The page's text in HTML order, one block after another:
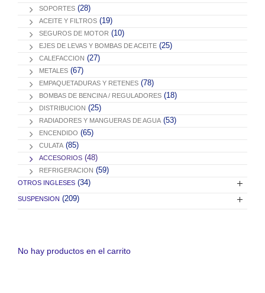
SOPORTES (28)
ACEITE Y FILTROS (19)
SEGUROS DE MOTOR (10)
EJES DE LEVAS Y BOMBAS DE ACEITE (25)
CALEFACCION (27)
METALES (67)
EMPAQUETADURAS Y RETENES (78)
BOMBAS DE BENCINA / REGULADORES (18)
DISTRIBUCION (25)
RADIADORES Y MANGUERAS DE AGUA (53)
ENCENDIDO (65)
CULATA (85)
ACCESORIOS (48)
REFRIGERACION (59)
OTROS INGLESES (34)
SUSPENSION (209)
No hay productos en el carrito